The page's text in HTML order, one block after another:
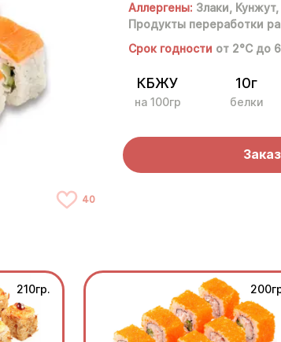
40
Аллергены: Злаки, Кунжут,
Продукты переработки
Срок годности от 2°С до
КБЖУ
на 100гр
10г
белки
210гр.